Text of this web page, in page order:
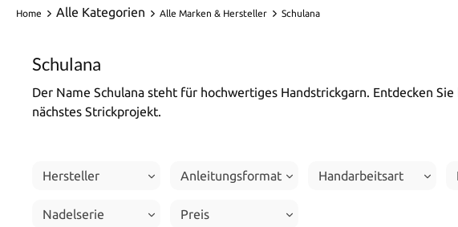
Home Alle Kategorien Alle Marken & Hersteller Schulana
Schulana
Der Name Schulana steht für hochwertiges Handstrickgarn. Entdecken
nächstes Strickprojekt.
Hersteller Anleitungsformat Handarbeitsart
Nadelserie Preis